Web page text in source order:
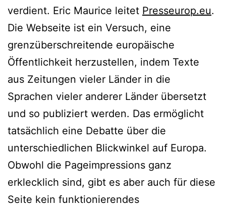
verdient. Eric Maurice leitet Presseurop.eu.
Die Webseite ist ein Versuch, eine
grenzüberschreitende europäische
Öffentlichkeit herzustellen, indem Texte
aus Zeitungen vieler Länder in die
Sprachen vieler anderer Länder übersetzt
und so publiziert werden. Das ermöglicht
tatsächlich eine Debatte über die
unterschiedlichen Blickwinkel auf Europa.
Obwohl die Pageimpressions ganz
erklecklich sind, gibt es aber auch für diese
Seite kein funktionierendes